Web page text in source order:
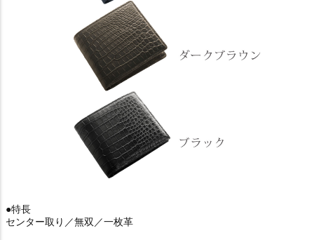
●特長
センター取り／無双／一枚革